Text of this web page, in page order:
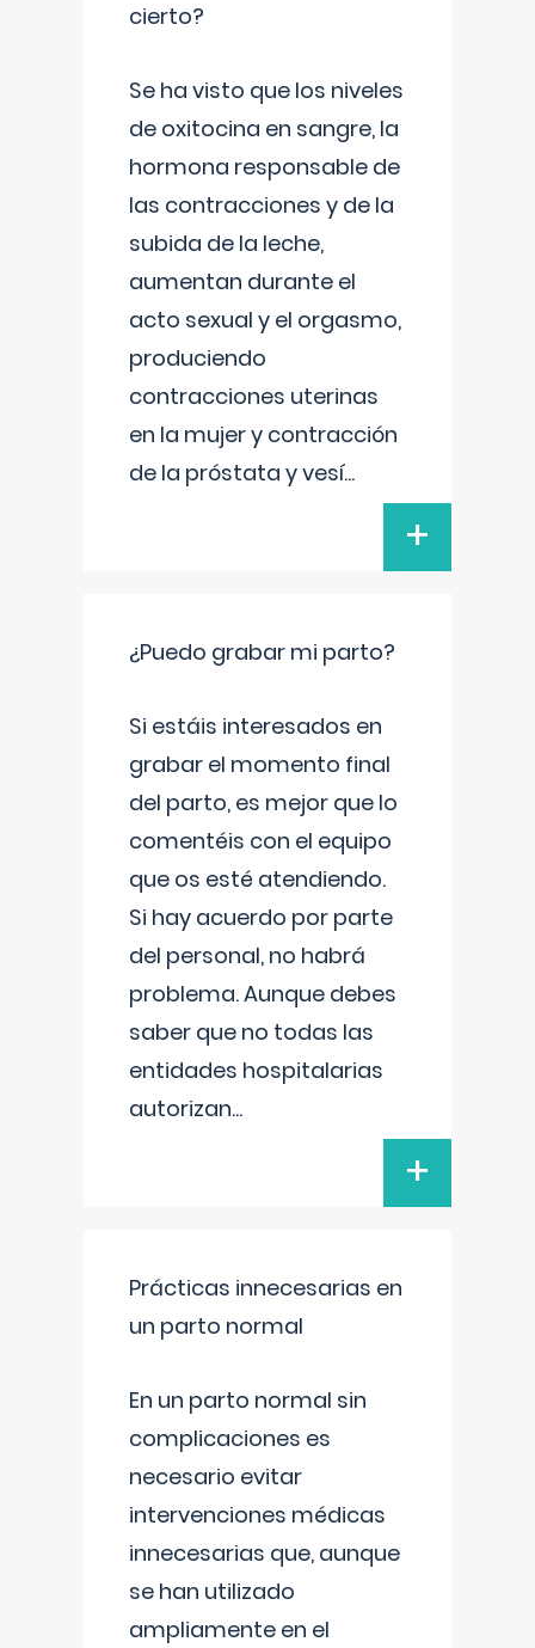
cierto?
Se ha visto que los niveles
de oxitocina en sangre, la
hormona responsable de
las contracciones y de la
subida de la leche,
aumentan durante el
acto sexual y el orgasmo,
produciendo
contracciones uterinas
en la mujer y contracción
de la próstata y vesí...
+
¿Puedo grabar mi parto?
Si estáis interesados en
grabar el momento final
del parto, es mejor que lo
comentéis con el equipo
que os esté atendiendo.
Si hay acuerdo por parte
del personal, no habrá
problema. Aunque debes
saber que no todas las
entidades hospitalarias
autorizan...
+
Prácticas innecesarias en
un parto normal
En un parto normal sin
complicaciones es
necesario evitar
intervenciones médicas
innecesarias que, aunque
se han utilizado
ampliamente en el